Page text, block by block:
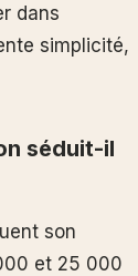
dans
simplicité,
séduit-il
son
et 25 000